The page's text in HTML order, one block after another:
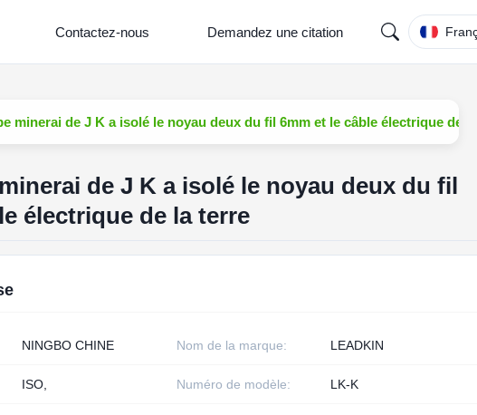
Contactez-nous Demandez une citation
minerai de J K a isolé le noyau deux du fil 6mm et le câble électrique de
de J K a isolé le noyau deux du fil
électrique de la terre
NINGBO CHINE Nom de la marque: LEADKIN
ISO, Numéro de modèle: LK-K